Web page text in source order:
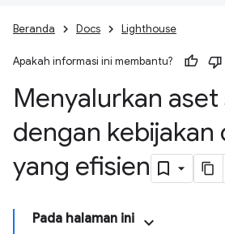
Beranda Docs Lighthouse
Apakah informasi ini membantu?
Menyalurkan
dengan kebijakan
yang efisien
Pada halaman ini